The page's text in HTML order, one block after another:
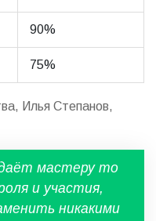
90%
75%
Илья Степанов,
даёт мастеру то
и участия,
никакими